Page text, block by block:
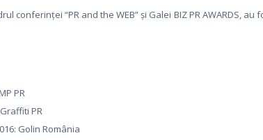
“PR and the WEB” şi Galei BIZ PR AWARDS, au
PR
PR
Golin România